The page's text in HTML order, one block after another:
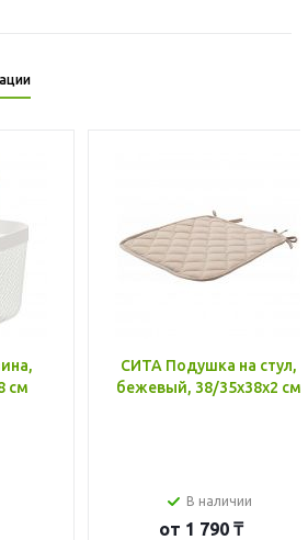
см
СИТА Подушка на стул,
бежевый, 38/35x38x2 см
В наличии
от 1 790 ₸